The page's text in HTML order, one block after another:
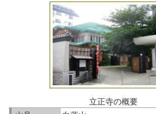
立正寺の概要